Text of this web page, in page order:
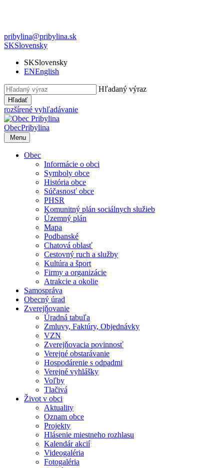
pribylina@pribylina.sk
SKSlovensky
SKSlovensky
ENEnglish
Hľadaný výraz
Hľadať
rozšírené vyhľadávanie
ObecPribylina
Menu
Obec
Informácie o obci
Symboly obce
História obce
Súčasnosť obce
PHSR
Komunitný plán sociálnych služieb
Územný plán
Mapa
Podbanské
Chatová oblasť
Cestovný ruch a služby
Kultúra a šport
Firmy a organizácie
Atrakcie a okolie
Samospráva
Obecný úrad
Zverejňovanie
Úradná tabuľa
Zmluvy, Faktúry, Objednávky
VZN
Zverejňovacia povinnosť
Verejné obstarávanie
Hospodárenie s odpadmi
Verejné vyhlášky
Voľby
Tlačivá
Život v obci
Aktuality
Oznam obce
Projekty
Hlásenie miestneho rozhlasu
Kalendár akcií
Videogaléria
Fotogaléria